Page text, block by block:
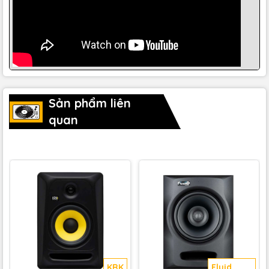
4. Vỏ nhiễu xạ tối thiểu (MDE
mang lại âm thanh tầm gần
Sản phẩm liên
quan